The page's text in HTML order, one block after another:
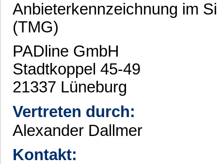
Anbieterkennzeichnung im
(TMG)
PADline GmbH
Stadtkoppel 45-49
21337 Lüneburg
Vertreten durch:
Alexander Dallmer
Kontakt: